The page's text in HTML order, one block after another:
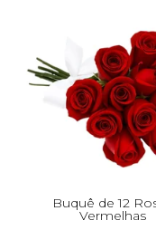
Buquê de 12
Vermelhas